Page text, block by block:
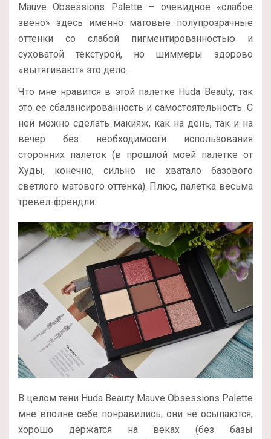
Mauve Obsessions Palette – очевидное «слабое
звено» здесь именно матовые полупрозрачные
оттенки со слабой пигментированностью и
суховатой текстурой, но шиммеры здорово
«вытягивают» это дело.
Что мне нравится в этой палетке Huda Beauty, так
это ее сбалансированность и самостоятельность. С
ней можно сделать макияж, как на день, так и на
вечер без необходимости использования
сторонних палеток (в прошлой моей палетке от
Худы, конечно, сильно не хватало базового
светлого матового оттенка). Плюс, палетка весьма
тревел-френдли.
В целом тени Huda Beauty Mauve Obsessions Palette
мне вполне себе понравились, они не осыпаются,
хорошо держатся на веках (без базы